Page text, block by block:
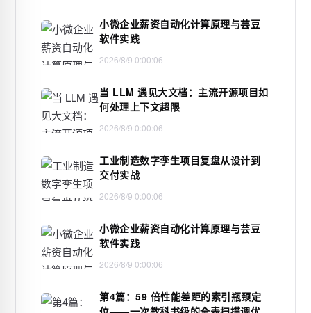
小微企业薪资自动化计算原理与芸豆
软件实践
2026/8/9 0:00:06
当 LLM 遇见大文档：主流开源项目如
何处理上下文超限
2026/8/9 0:00:06
工业制造数字孪生项目复盘从设计到
交付实战
2026/8/9 0:00:06
小微企业薪资自动化计算原理与芸豆
软件实践
2026/8/9 0:00:06
第4篇：59 倍性能差距的索引瓶颈定